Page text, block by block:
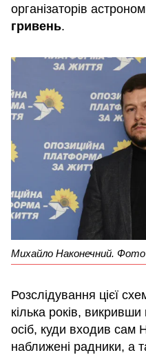
організаторів
гривень.
Михайло Наконечний. Фото
Розслідування цієї
кілька років,
осіб, куди входив сам
наближені радники, а